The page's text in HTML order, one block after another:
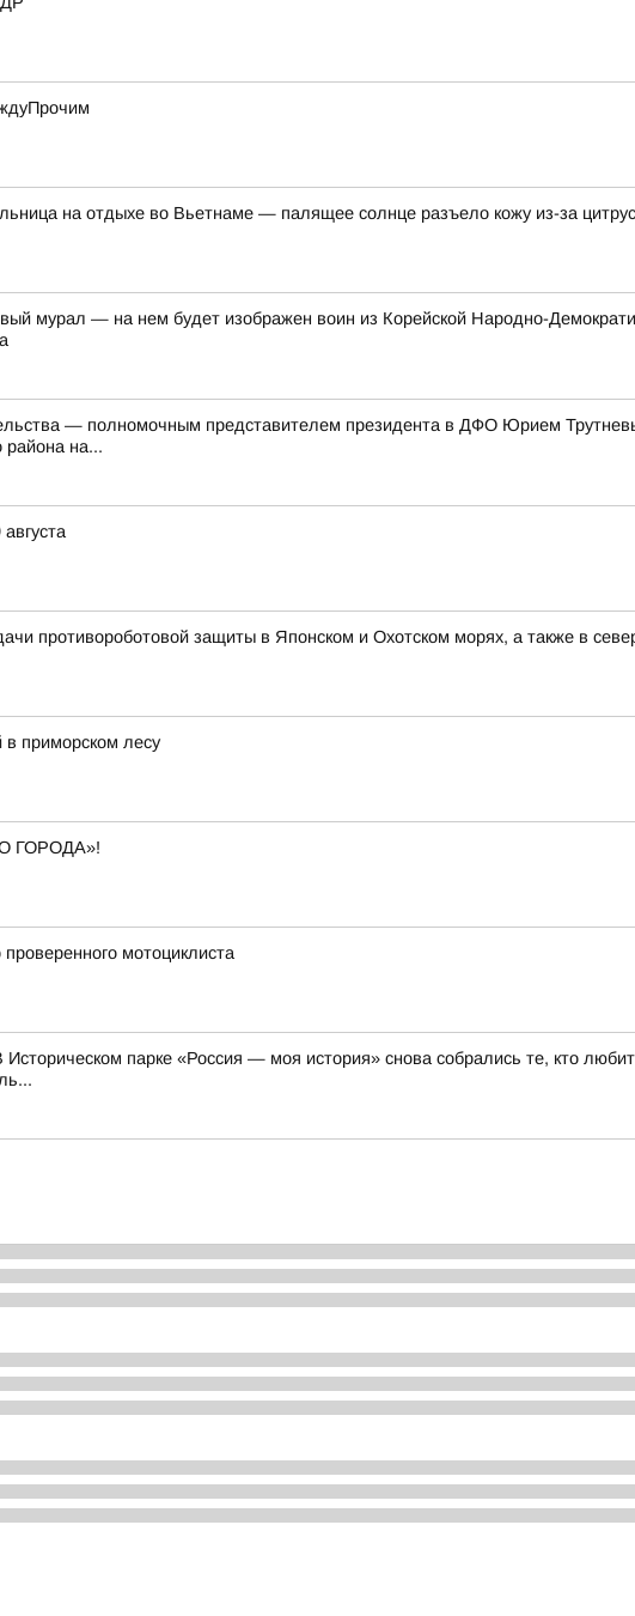
на отдыхе во Вьетнаме — палящее солнце разъело кожу из-за
мурал — на нем будет изображен воин из Корейской Народно-
— полномочным представителем президента в ДФО Юрием
района на...
противороботовой защиты в Японском и Охотском морях, а также в
приморском лесу
ГОРОДА»!
мотоциклиста
парке «Россия — моя история» снова собрались те, кто